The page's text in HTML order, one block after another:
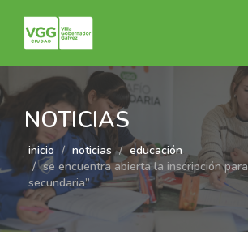
NOTICIAS
inicio noticias
educación
se encuentra abierta la inscripción
secundaria”